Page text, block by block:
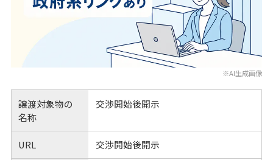
※AI生成画像
譲渡対象物の
名称
交渉開始後開示
URL 交渉開始後開示